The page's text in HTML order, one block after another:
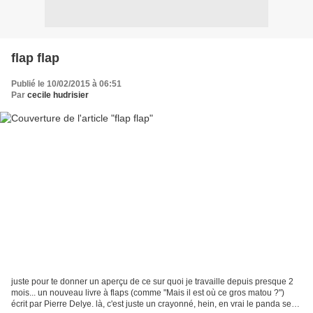
flap flap
Publié le 10/02/2015 à 06:51
Par cecile hudrisier
juste pour te donner un aperçu de ce sur quoi je travaille depuis presque 2
mois... un nouveau livre à flaps (comme "Mais il est où ce gros matou ?")
écrit par Pierre Delye. là, c'est juste un crayonné, hein, en vrai le panda sera